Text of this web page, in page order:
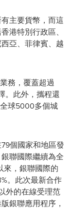
主要貨幣，而這
港特別行政區、
亞、菲律賓、越
務，覆蓋超過
。此外，攜程還
球5000多個城
個國家和地區發
聯國際繼續為全
來，銀聯國際的
。此次最新合作
外的在線受理范
銀聯應用程序，